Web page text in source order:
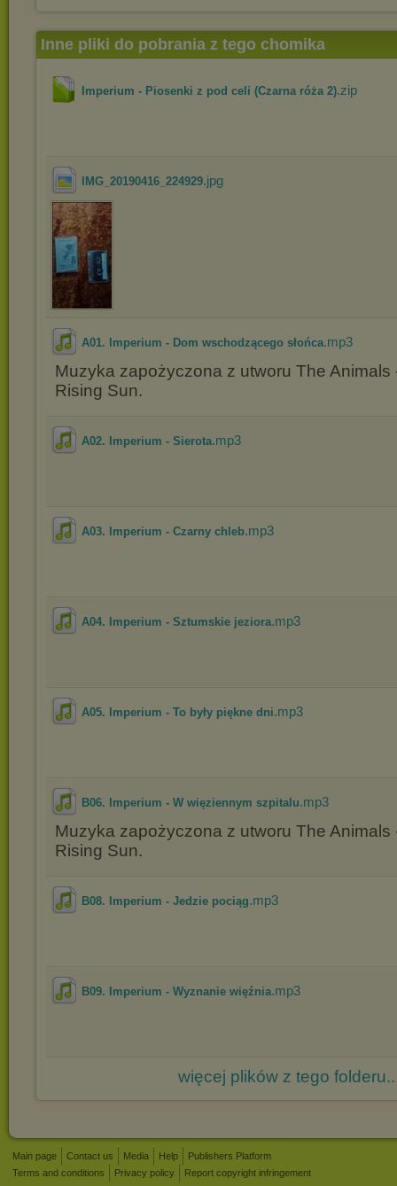
Inne pliki do pobrania z tego chomika
Imperium - Piosenki z pod celi (Czarna róża 2).zip
IMG_20190416_224929.jpg
A01. Imperium - Dom wschodzącego słońca.mp3
Muzyka zapożyczona z utworu The Animals
Rising Sun.
A02. Imperium - Sierota.mp3
A03. Imperium - Czarny chleb.mp3
A04. Imperium - Sztumskie jeziora.mp3
A05. Imperium - To były piękne dni.mp3
B06. Imperium - W więziennym szpitalu.mp3
Muzyka zapożyczona z utworu The Animals
Rising Sun.
B08. Imperium - Jedzie pociąg.mp3
B09. Imperium - Wyznanie więźnia.mp3
więcej plików z tego
Main page Contact us Media Help
Publishers Platform
Terms and conditions
Privacy policy Report copyright infringement